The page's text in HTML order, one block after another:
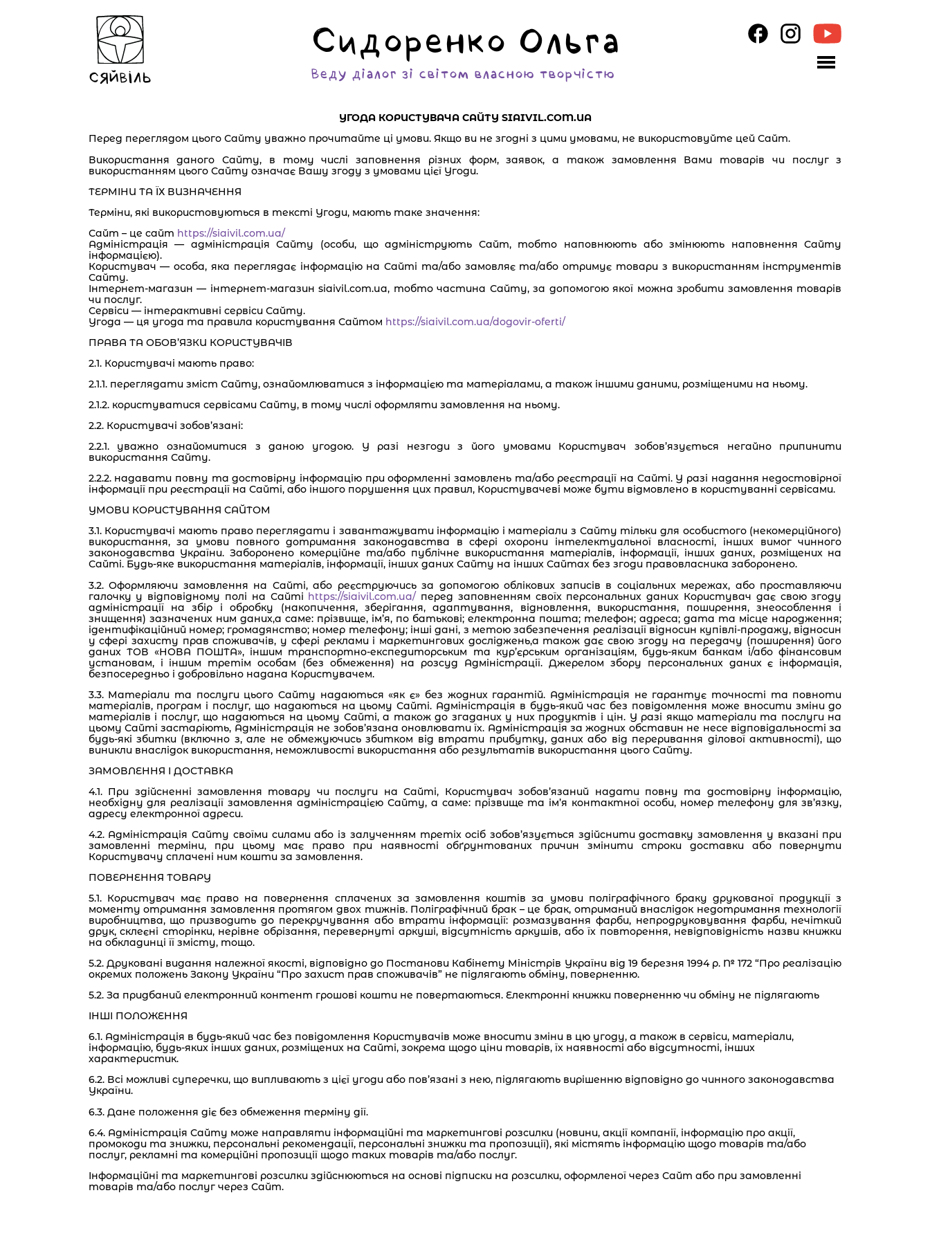
СЯЙВІЛЬ
Сидоренко Ольга
Веду діалог зі світом власною творчістю
УГОДА КОРИСТУВАЧА САЙТУ SIAIVIL.COM.UA
Перед переглядом цього Сайту уважно прочитайте ці умови. Якщо ви не згодні з цими умовами, не використовуйте цей Сайт.
Використання даного Сайту, в тому числі заповнення різних форм, заявок, а також замовлення Вами товарів чи послуг з
використанням цього Сайту означає Вашу згоду з умовами цієї Угоди.
ТЕРМІНИ ТА ЇХ ВИЗНАЧЕННЯ
Терміни, які використовуються в тексті Угоди, мають таке значення:
Сайт – це сайт https://siaivil.com.ua/
Адміністрація — адміністрація Сайту (особи, що адмініструють Сайт, тобто наповнюють або змінюють наповнення Сайту
інформацією).
Користувач — особа, яка переглядає інформацію на Сайті та/або замовляє та/або отримує товари з використанням інструментів
Сайту.
Інтернет-магазин — інтернет-магазин siaivil.com.ua, тобто частина Сайту, за допомогою якої можна зробити замовлення товарів
чи послуг.
Сервіси — інтерактивні сервіси Сайту.
Угода — ця угода та правила користування Сайтом https://siaivil.com.ua/dogovir-oferti/
ПРАВА ТА ОБОВ’ЯЗКИ КОРИСТУВАЧІВ
2.1. Користувачі мають право:
2.1.1. переглядати зміст Сайту, ознайомлюватися з інформацією та матеріалами, а також іншими даними, розміщеними на ньому.
2.1.2. користуватися сервісами Сайту, в тому числі оформляти замовлення на ньому.
2.2. Користувачі зобов’язані:
2.2.1. уважно ознайомитися з даною угодою. У разі незгоди з його умовами Користувач зобов’язується негайно припинити
використання Сайту.
2.2.2. надавати повну та достовірну інформацію при оформленні замовлень та/або реєстрації на Сайті. У разі надання недостовірної
інформації при реєстрації на Сайті, або іншого порушення цих правил, Користувачеві може бути відмовлено в користуванні сервісами.
УМОВИ КОРИСТУВАННЯ САЙТОМ
3.1. Користувачі мають право переглядати і завантажувати інформацію і матеріали з Сайту тільки для особистого (некомерційного)
використання, за умови повного дотримання законодавства в сфері охорони інтелектуальної власності, інших вимог чинного
законодавства України. Заборонено комерційне та/або публічне використання матеріалів, інформації, інших даних, розміщених на
Сайті. Будь-яке використання матеріалів, інформації, інших даних Сайту на інших Сайтах без згоди правовласника заборонено.
3.2. Оформляючи замовлення на Сайті, або реєструючись за допомогою облікових записів в соціальних мережах, або проставляючи
галочку у відповідному полі на Сайті https://siaivil.com.ua/ перед заповненням своїх персональних даних Користувач дає свою згоду
адміністрації на збір і обробку (накопичення, зберігання, адаптування, відновлення, використання, поширення, знеособлення і
знищення) зазначених ним даних,а саме: прізвище, ім’я, по батькові; електронна пошта; телефон; адреса; дата та місце народження;
ідентифікаційний номер; громадянство; номер телефону; інші дані, з метою забезпечення реалізації відносин купівлі-продажу, відносин
у сфері захисту прав споживачів, у сфері реклами і маркетингових досліджень,а також дає свою згоду на передачу (поширення) його
даних ТОВ «НОВА ПОШТА», іншим транспортно-експедиторським та кур’єрським організаціям, будь-яким банкам і/або фінансовим
установам, і іншим третім особам (без обмеження) на розсуд Адміністрації. Джерелом збору персональних даних є інформація,
безпосередньо і добровільно надана Користувачем.
3.3. Матеріали та послуги цього Сайту надаються «як є» без жодних гарантій. Адміністрація не гарантує точності та повноти
матеріалів, програм і послуг, що надаються на цьому Сайті. Адміністрація в будь-який час без повідомлення може вносити зміни до
матеріалів і послуг, що надаються на цьому Сайті, а також до згаданих у них продуктів і цін. У разі якщо матеріали та послуги на
цьому Сайті застаріють, Адміністрація не зобов’язана оновлювати їх. Адміністрація за жодних обставин не несе відповідальності за
будь-які збитки (включно з, але не обмежуючись збитком від втрати прибутку, даних або від переривання ділової активності), що
виникли внаслідок використання, неможливості використання або результатів використання цього Сайту.
ЗАМОВЛЕННЯ І ДОСТАВКА
4.1. При здійсненні замовлення товару чи послуги на Сайті, Користувач зобов’язаний надати повну та достовірну інформацію,
необхідну для реалізації замовлення адміністрацією Сайту, а саме: прізвище та ім’я контактної особи, номер телефону для зв’язку,
адресу електронної адреси.
4.2. Адміністрація Сайту своїми силами або із залученням третіх осіб зобов’язується здійснити доставку замовлення у вказані при
замовленні терміни, при цьому має право при наявності обґрунтованих причин змінити строки доставки або повернути
Користувачу сплачені ним кошти за замовлення.
ПОВЕРНЕННЯ ТОВАРУ
5.1. Користувач має право на повернення сплачених за замовлення коштів за умови поліграфічного браку друкованої продукції з
моменту отримання замовлення протягом двох тижнів. Поліграфічний брак – це брак, отриманий внаслідок недотримання технології
виробництва, що призводить до перекручування або втрати інформації: розмазування фарби, непродруковування фарби, нечіткий
друк, склеєні сторінки, нерівне обрізання, перевернуті аркуші, відсутність аркушів, або їх повторення, невідповідність назви книжки
на обкладинці її змісту, тощо.
5.2. Друковані видання належної якості, відповідно до Постанови Кабінету Міністрів України від 19 березня 1994 р. № 172 “Про реалізацію
окремих положень Закону України “Про захист прав споживачів” не підлягають обміну, поверненню.
5.2. За придбаний електронний контент грошові кошти не повертаються. Електронні книжки поверненню чи обміну не підлягають
ІНШІ ПОЛОЖЕННЯ
6.1. Адміністрація в будь-який час без повідомлення Користувачів може вносити зміни в цю угоду, а також в сервіси, матеріали,
інформацію, будь-яких інших даних, розміщених на Сайті, зокрема щодо ціни товарів, їх наявності або відсутності, інших
характеристик.
6.2. Всі можливі суперечки, що випливають з цієї угоди або пов’язані з нею, підлягають вирішенню відповідно до чинного законодавства
України.
6.3. Дане положення діє без обмеження терміну дії.
6.4. Адміністрація Сайту може направляти інформаційні та маркетингові розсилки (новини, акції компанії, інформацію про акції,
промокоди та знижки, персональні рекомендації, персональні знижки та пропозиції), які містять інформацію щодо товарів та/або
послуг, рекламні та комерційні пропозиції щодо таких товарів та/або послуг.
Інформаційні та маркетингові розсилки здійснюються на основі підписки на розсилки, оформленої через Сайт або при замовленні
товарів та/або послуг через Сайт.